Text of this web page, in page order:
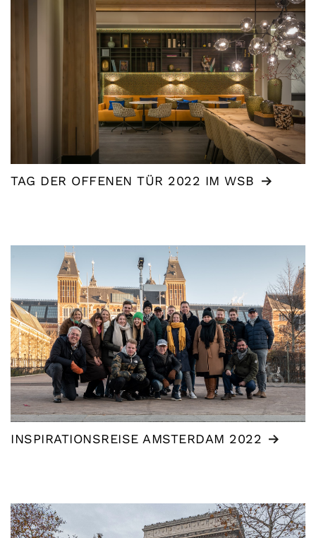
TAG DER OFFENEN TÜR 2022 IM WSB
INSPIRATIONSREISE AMSTERDAM 2022